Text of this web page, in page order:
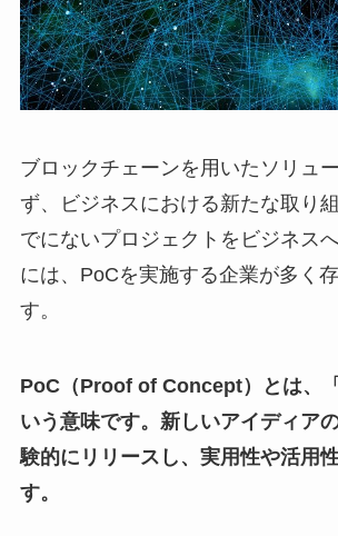
ブロックチェーンを用いたソリュ
ず、ビジネスにおける新たな取り
でにないプロジェクトをビジネス
には、PoCを実施する企業が多く
す。
PoC（Proof of Concept）とは、
いう意味です。 新しいアイディア
験的にリリースし、実用性や活用
す。